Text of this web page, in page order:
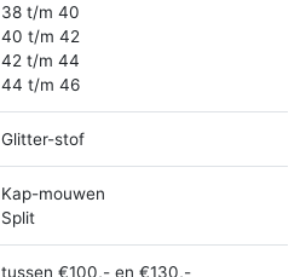
38 t/m 40
40 t/m 42
42 t/m 44
44 t/m 46
Glitter-stof
Kap-mouwen
Split
tussen €100,- en €130,-